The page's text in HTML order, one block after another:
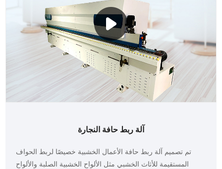
آلة ربط حافة النجارة
تم تصميم آلة ربط حافة الأعمال الخشبية خصيصًا لربط الحواف
المستقيمة للأثاث الخشبي مثل الألواح الخشبية الصلبة والألواح